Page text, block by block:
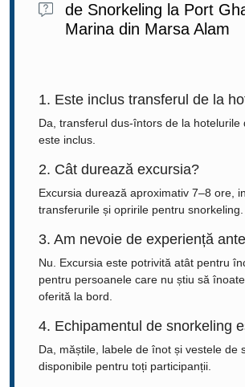
de Snorkeling la Port
Marina din Marsa Alam
1. Este inclus transferul de la
Da, transferul dus-întors de la hotelurile
este inclus.
2. Cât durează excursia?
Excursia durează aproximativ 7–8 ore,
transferurile și opririle pentru snorkeling.
3. Am nevoie de experiență
Nu. Excursia este potrivită atât pentru
pentru persoanele care nu știu să
oferită la bord.
4. Echipamentul de snorkeling
Da, măștile, labele de înot și vestele de
disponibile pentru toți participanții.